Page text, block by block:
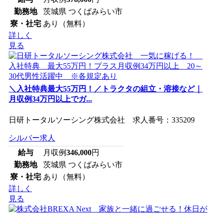
勤務地
茨城県 つくばみらい市
寮・社宅 あり（無料）
詳しく
見る
＼入社特典最大55万円！／トラクタの組立・溶接など｜
月収例34万円以上でガ...
日研トータルソーシング株式会社 求人番号：335209
シルバー求人
給与
月収例346,000円
勤務地
茨城県 つくばみらい市
寮・社宅 あり（無料）
詳しく
見る